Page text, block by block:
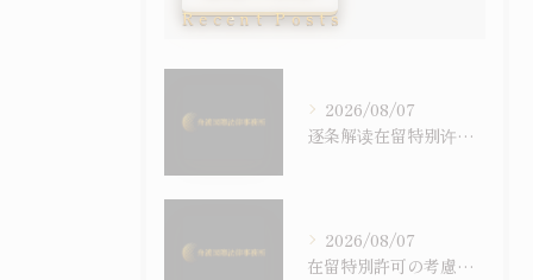
Recent Posts
2026/08/07
逐条解读在留特别许可之考量事由｜令和6年施行之入管法50条5项与主张之构筑
2026/08/07
在留特別許可の考慮事情を逐条で読む｜令和6年施行の入管法50条5項と主張の組み立て方